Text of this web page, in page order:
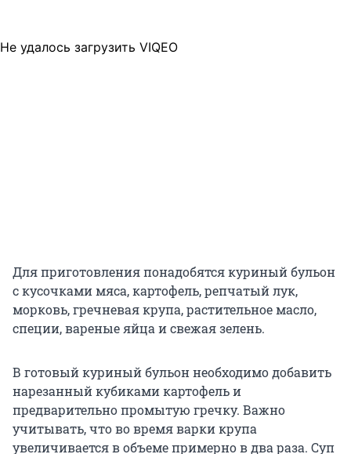
Не удалось загрузить VIQEO
Для приготовления понадобятся куриный бульон
с кусочками мяса, картофель, репчатый лук,
морковь, гречневая крупа, растительное масло,
специи, вареные яйца и свежая зелень.
В готовый куриный бульон необходимо добавить
нарезанный кубиками картофель и
предварительно промытую гречку. Важно
учитывать, что во время варки крупа
увеличивается в объеме примерно в два раза. Суп